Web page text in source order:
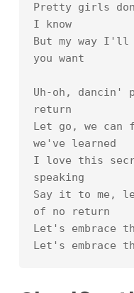
Pretty girls
I know
But my way I'll
you want
Uh-oh, dancin'
return
Let go, we
we've learned
I love this
speaking
Say it to me,
of no return
Let's embrace
Let's embrace